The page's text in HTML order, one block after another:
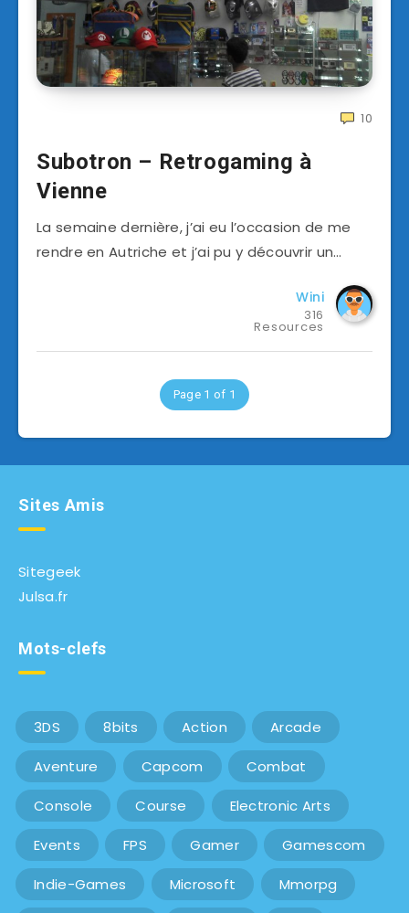
10
Subotron – Retrogaming à
Vienne
La semaine dernière, j’ai eu l’occasion de me
rendre en Autriche et j’ai pu y découvrir un…
Wini
316
Resources
Page 1 of 1
Sites Amis
Sitegeek
Julsa.fr
Mots-clefs
3DS 8bits Action Arcade
Aventure Capcom Combat
Console Course Electronic Arts
Events FPS Gamer Gamescom
Indie-Games Microsoft Mmorpg